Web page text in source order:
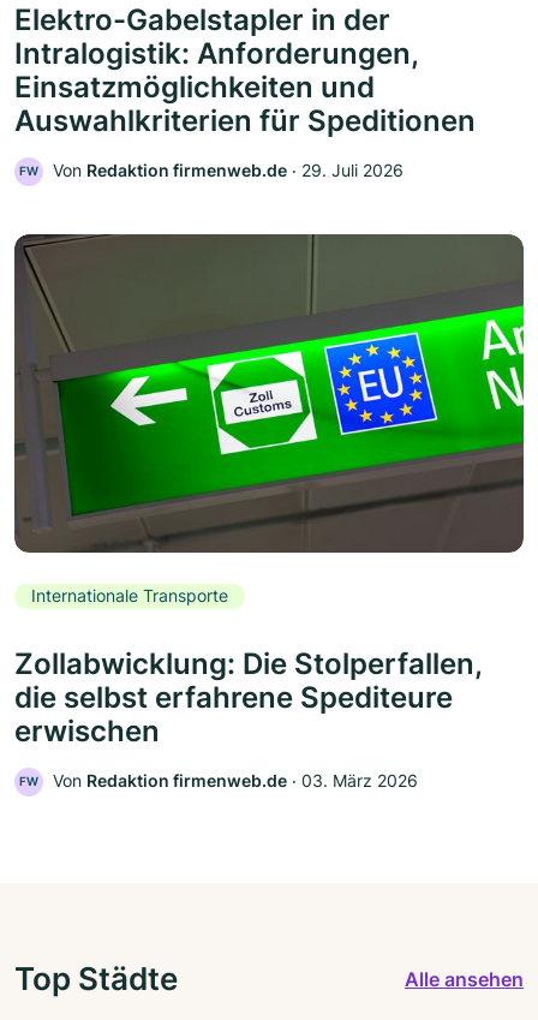
Elektro-Gabelstapler in der
Intralogistik: Anforderungen,
Einsatzmöglichkeiten und
Auswahlkriterien für Speditionen
FW Von Redaktion firmenweb.de ‧ 29. Juli 2026
Internationale Transporte
Zollabwicklung: Die Stolperfallen,
die selbst erfahrene Spediteure
erwischen
FW Von Redaktion firmenweb.de ‧ 03. März 2026
Top Städte Alle ansehen